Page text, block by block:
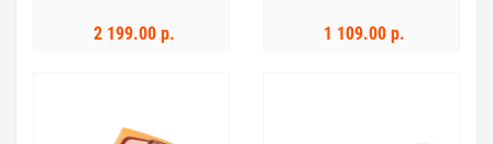
2 199.00 р. 1 109.00 р.